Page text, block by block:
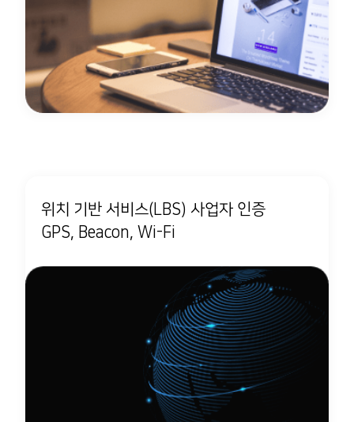
위치 기반 서비스(LBS) 사업자 인증
GPS, Beacon, Wi-Fi